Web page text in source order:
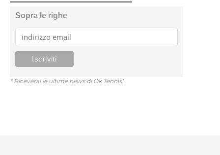
Sopra le righe
* Riceverai le ultime news di Ok Tennis!